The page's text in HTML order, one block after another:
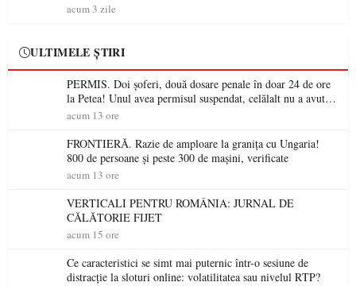
acum 3 zile
ULTIMELE ȘTIRI
PERMIS. Doi șoferi, două dosare penale în doar 24 de ore
la Petea! Unul avea permisul suspendat, celălalt nu a avut
niciodată permis
acum 13 ore
FRONTIERĂ. Razie de amploare la granița cu Ungaria!
800 de persoane și peste 300 de mașini, verificate
acum 13 ore
VERTICALI PENTRU ROMÂNIA: JURNAL DE
CĂLĂTORIE FIJET
acum 15 ore
Ce caracteristici se simt mai puternic într-o sesiune de
distracție la sloturi online: volatilitatea sau nivelul RTP?